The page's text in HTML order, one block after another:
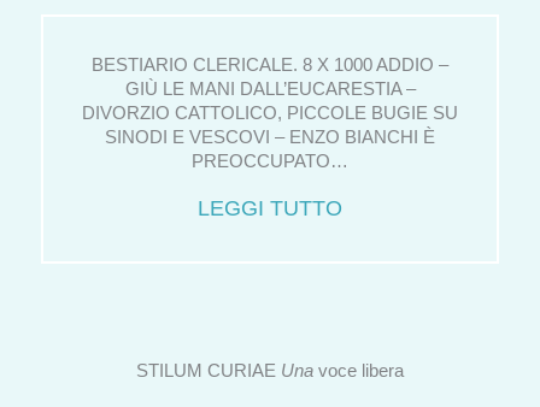
BESTIARIO CLERICALE. 8 X 1000 ADDIO –
GIÙ LE MANI DALL’EUCARESTIA –
DIVORZIO CATTOLICO, PICCOLE BUGIE SU
SINODI E VESCOVI – ENZO BIANCHI È
PREOCCUPATO…
LEGGI TUTTO
STILUM CURIAE Una voce libera